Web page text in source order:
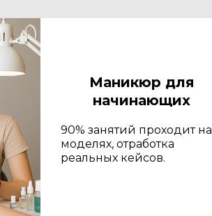
Маникюр для
начинающих
90% занятий проходит на
моделях, отработка
реальных кейсов.